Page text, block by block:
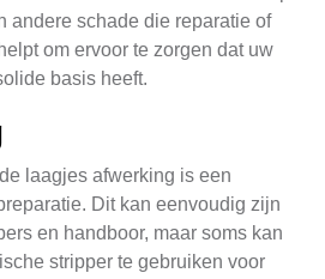
andere schade die reparatie of
om ervoor te zorgen dat uw
basis heeft.
laagjes afwerking is een
Dit kan eenvoudig zijn
en handboor, maar soms kan
stripper te gebruiken voor